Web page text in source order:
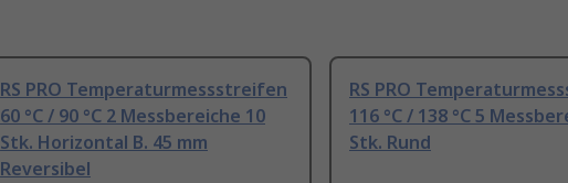
RS PRO Temperaturmessstreifen
60 °C / 90 °C 2 Messbereiche 10
Stk. Horizontal B. 45 mm
Reversibel
RS PRO
116 °C / 138 °C 5
Stk. Rund